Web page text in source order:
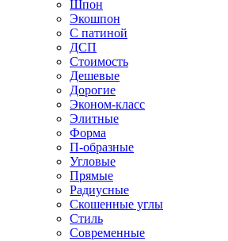
Шпон
Экошпон
С патиной
ДСП
Стоимость
Дешевые
Дорогие
Эконом-класс
Элитные
Форма
П-образные
Угловые
Прямые
Радиусные
Скошенные углы
Стиль
Современные